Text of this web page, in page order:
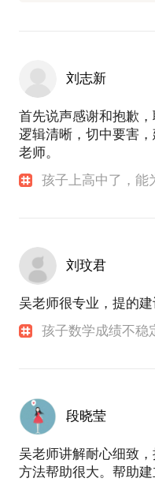
刘志新
首先说声感谢和抱歉
逻辑清晰，切中要害
老师。
孩子上高中了，能
刘玟君
吴老师很专业，提的建
孩子数学成绩不稳
段晓莹
吴老师讲解耐心细致
方法帮助很大。帮助